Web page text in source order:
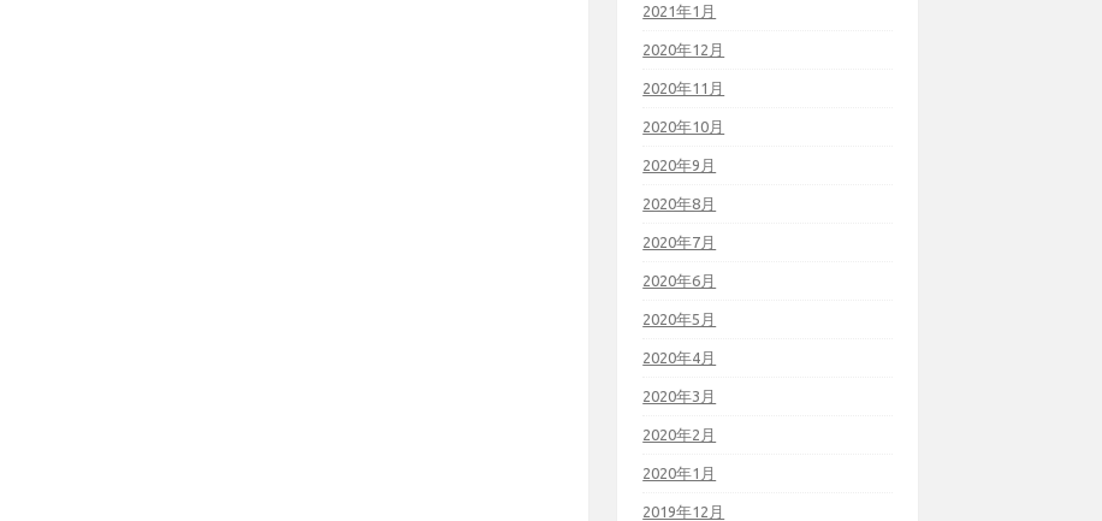
2021年1月
2020年12月
2020年11月
2020年10月
2020年9月
2020年8月
2020年7月
2020年6月
2020年5月
2020年4月
2020年3月
2020年2月
2020年1月
2019年12月